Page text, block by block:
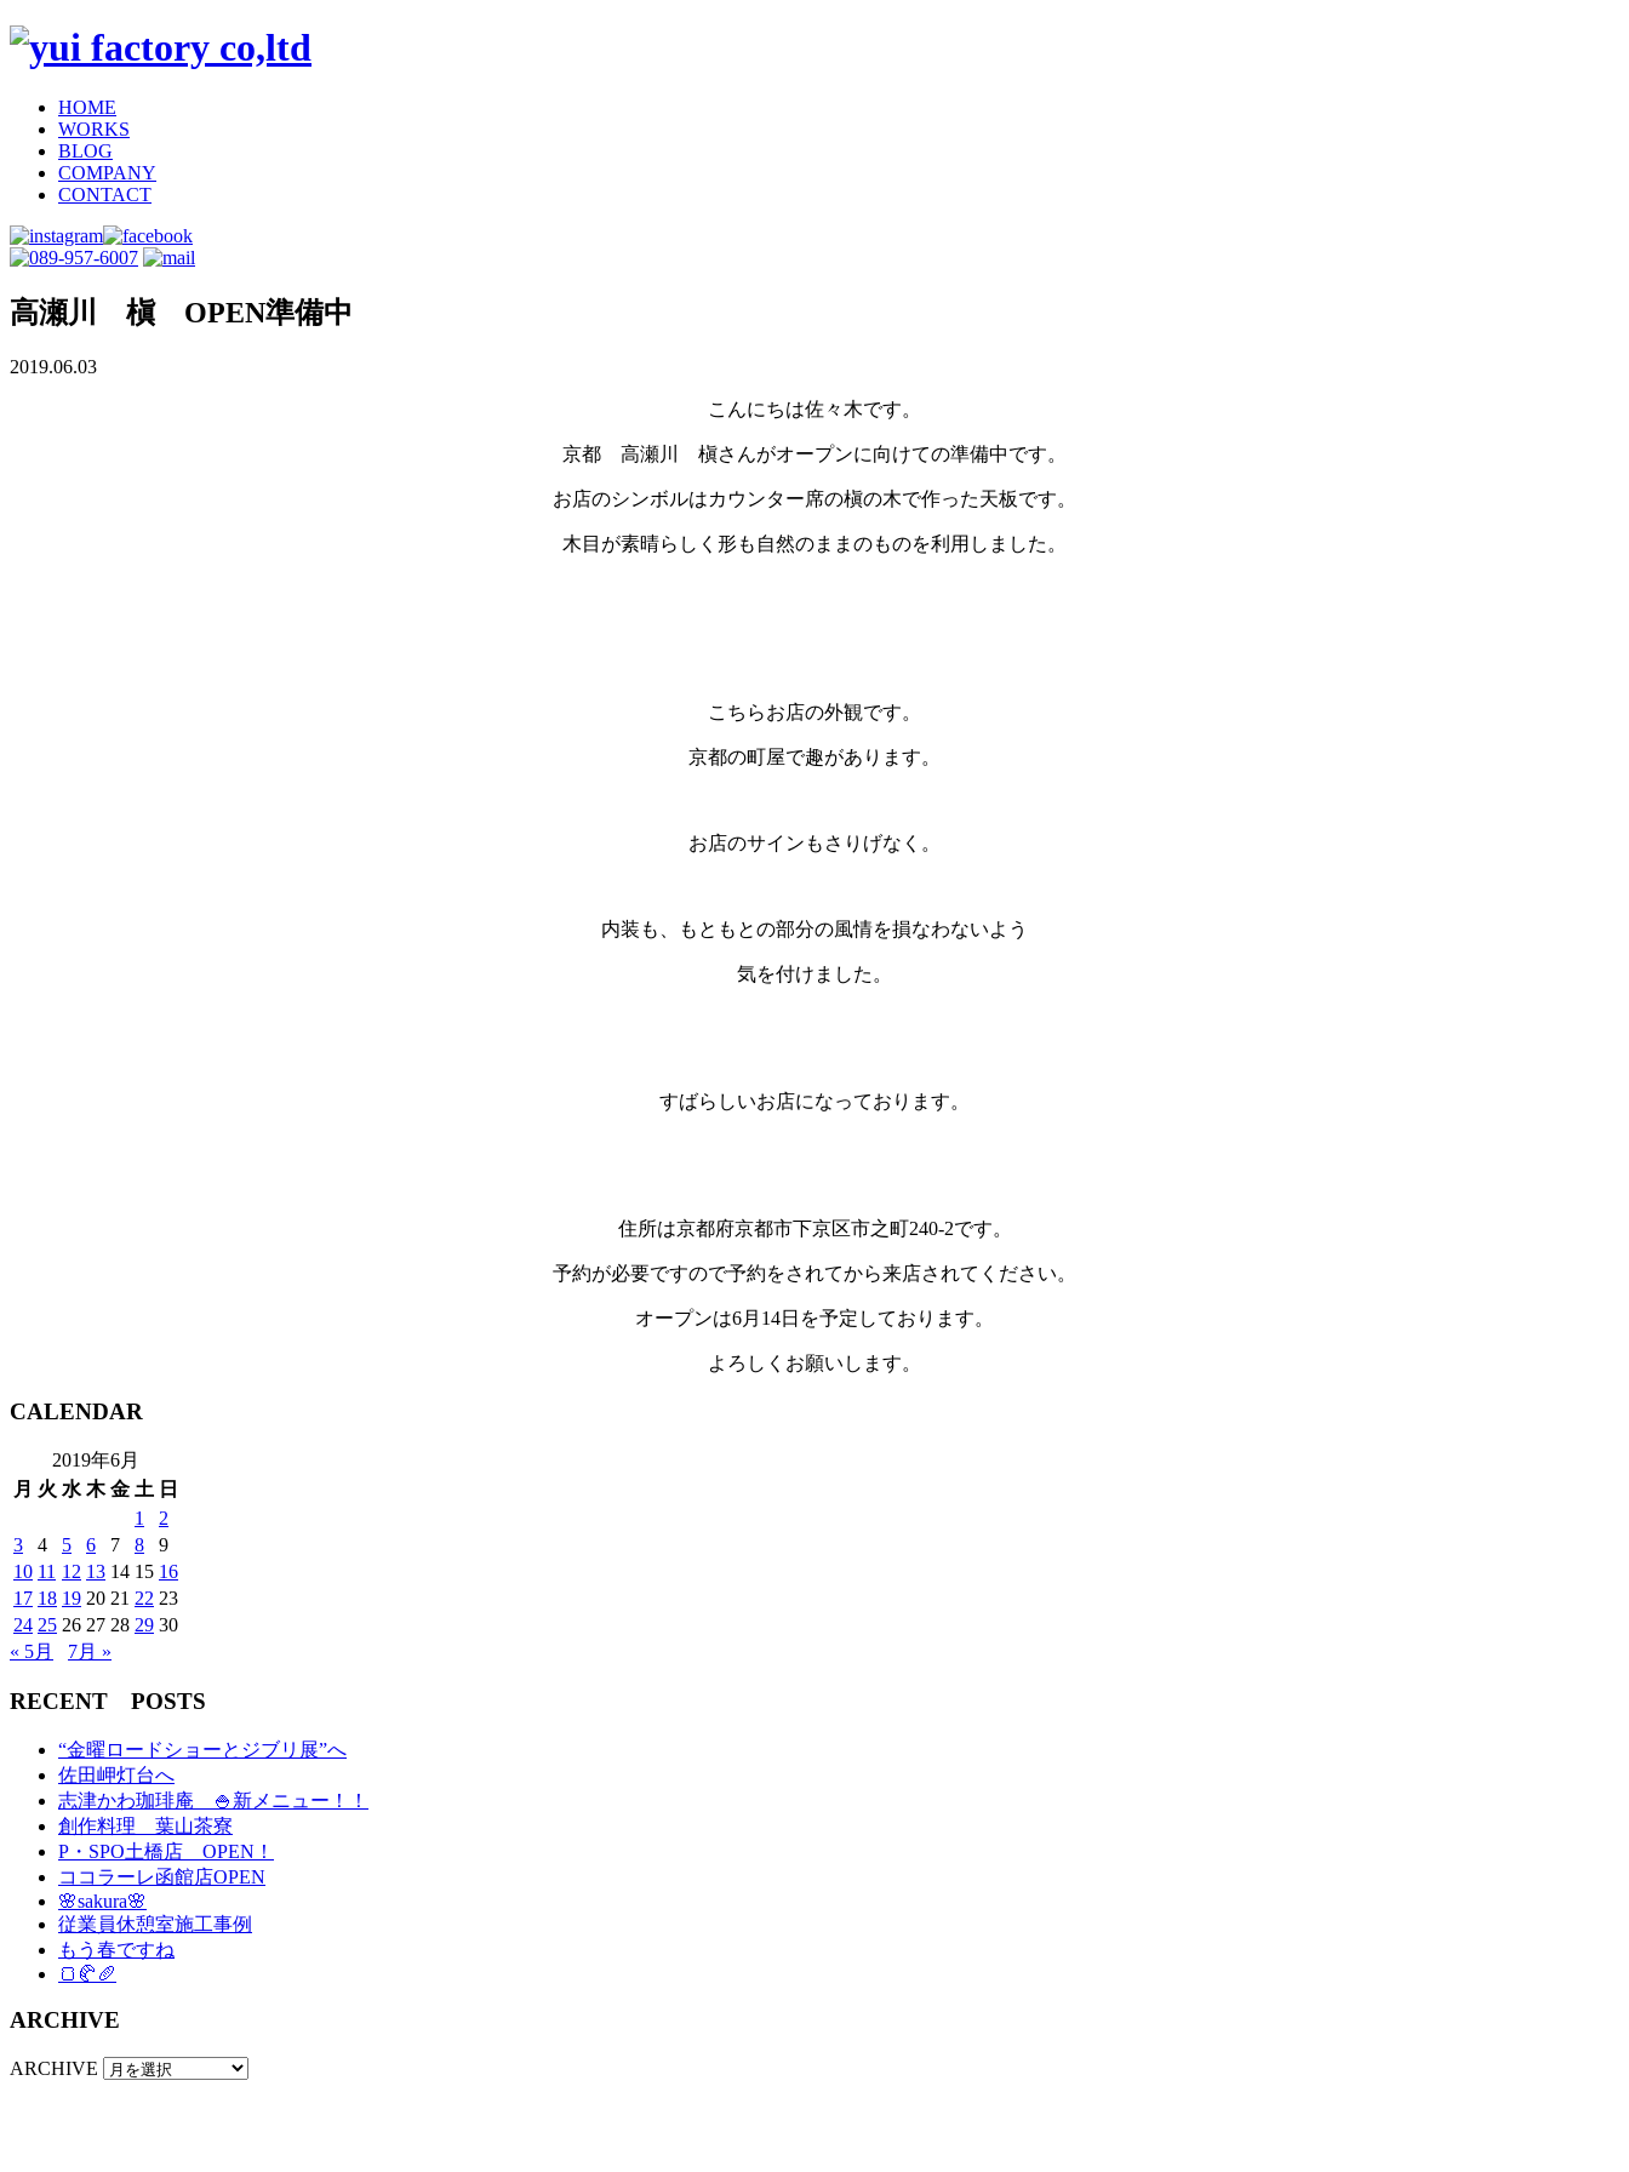
HOME
WORKS
BLOG
COMPANY
CONTACT
高瀬川 槇 OPEN準備中
2019.06.03
こんにちは佐々木です。
京都 高瀬川 槇さんがオープンに向けての準備中です。
お店のシンボルはカウンター席の槇の木で作った天板です。
木目が素晴らしく形も自然のままのものを利用しました。
こちらお店の外観です。
京都の町屋で趣があります。
お店のサインもさりげなく。
内装も、もともとの部分の風情を損なわないよう
気を付けました。
すばらしいお店になっております。
住所は京都府京都市下京区市之町240-2です。
予約が必要ですので予約をされてから来店されてください。
オープンは6月14日を予定しております。
よろしくお願いします。
CALENDAR
2019年6月
月 火 水 木 金 土 日
1
2
3
4 5 6 7 8
9
10 11 12 13 14 15 16
17 18 19 20 21 22 23
24 25 26 27 28 29 30
« 5月
7月 »
RECENT POSTS
“金曜ロードショーとジブリ展”へ
佐田岬灯台へ
志津かわ珈琲庵 🍚新メニュー！！
創作料理 葉山茶寮
P・SPO土橋店 OPEN！
ココラーレ函館店OPEN
🌸sakura🌸
従業員休憩室施工事例
もう春ですね
🍞🥐🥖
ARCHIVE
ARCHIVE